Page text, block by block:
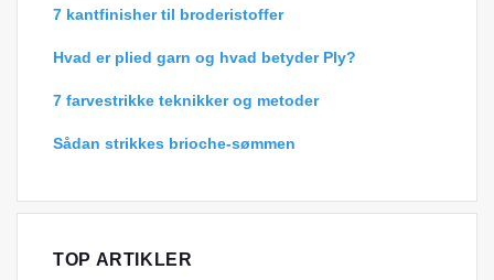
7 kantfinisher til broderistoffer
Hvad er plied garn og hvad betyder Ply?
7 farvestrikke teknikker og metoder
Sådan strikkes brioche-sømmen
TOP ARTIKLER